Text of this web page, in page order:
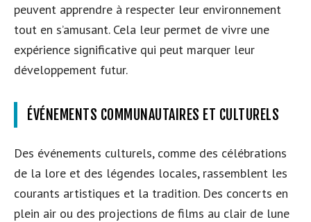
peuvent apprendre à respecter leur environnement
tout en s’amusant. Cela leur permet de vivre une
expérience significative qui peut marquer leur
développement futur.
ÉVÉNEMENTS COMMUNAUTAIRES ET CULTURELS
Des événements culturels, comme des célébrations
de la lore et des légendes locales, rassemblent les
courants artistiques et la tradition. Des concerts en
plein air ou des projections de films au clair de lune